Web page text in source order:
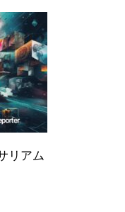
リアム